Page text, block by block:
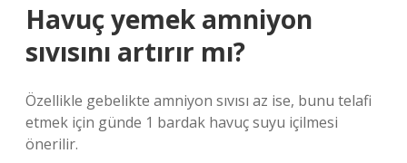
Havuç yemek amniyon
sıvısını artırır mı?
Özellikle gebelikte amniyon sıvısı az ise, bunu telafi
etmek için günde 1 bardak havuç suyu içilmesi
önerilir.